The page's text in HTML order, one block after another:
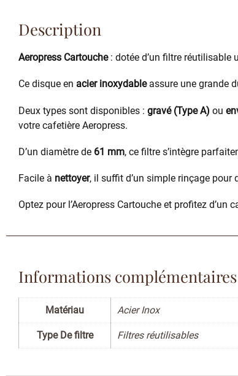
Description
Aeropress Cartouche: dotée d’un filtre réutilisable
Ce disque en acier inoxydableassure une grande
Deux types sont disponibles : gravé (Type A) ou
votre cafetière Aeropress.
D’un diamètre de 61 mm, ce filtre s’intègre
Facile à nettoyer, il suffit d’un simple rinçage pour
Optez pour l’Aeropress Cartouche et profitez
Informations complémentaires
Matériau Acier Inox
Type De filtre Filtres réutilisables